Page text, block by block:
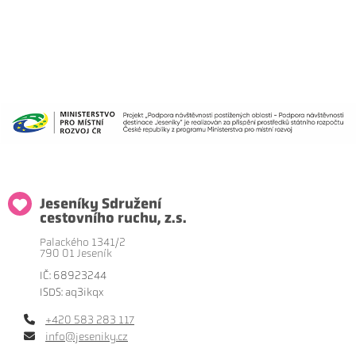
Jeseníky Sdružení
cestovního ruchu, z.s.
Palackého 1341/2
790 01 Jeseník
IČ: 68923244
ISDS: aq3ikqx
+420 583 283 117
info@jeseniky.cz